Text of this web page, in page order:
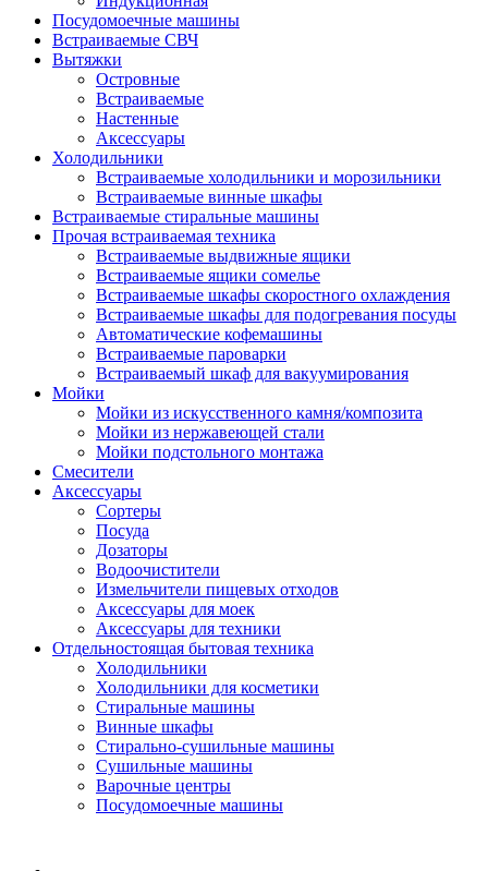
Посудомоечные машины
Встраиваемые СВЧ
Вытяжки
Островные
Встраиваемые
Настенные
Аксессуары
Холодильники
Встраиваемые холодильники и морозильники
Встраиваемые винные шкафы
Встраиваемые стиральные машины
Прочая встраиваемая техника
Встраиваемые выдвижные ящики
Встраиваемые ящики сомелье
Встраиваемые шкафы скоростного охлаждения
Встраиваемые шкафы для подогревания посуды
Автоматические кофемашины
Встраиваемые пароварки
Встраиваемый шкаф для вакуумирования
Мойки
Мойки из искусственного камня/композита
Мойки из нержавеющей стали
Мойки подстольного монтажа
Смесители
Аксессуары
Сортеры
Посуда
Дозаторы
Водоочистители
Измельчители пищевых отходов
Аксессуары для моек
Аксессуары для техники
Отдельностоящая бытовая техника
Холодильники
Холодильники для косметики
Стиральные машины
Винные шкафы
Стирально-сушильные машины
Сушильные машины
Варочные центры
Посудомоечные машины